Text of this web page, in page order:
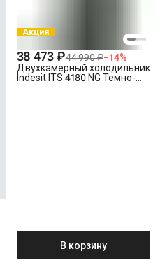
Акция
38 473 ₽44 990 ₽−14%
Двухкамерный холодильник
Indesit ITS 4180 NG Темно-
В корзину